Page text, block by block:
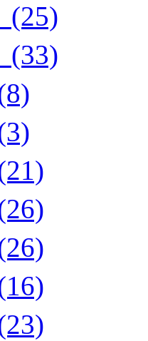
(25)
(33)